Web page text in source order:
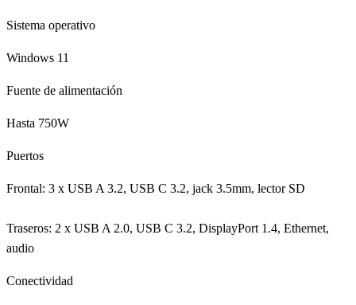
Sistema operativo
Windows 11
Fuente de alimentación
Hasta 750W
Puertos
Frontal: 3 x USB A 3.2, USB C 3.2, jack 3.5mm, lector SD
Traseros: 2 x USB A 2.0, USB C 3.2, DisplayPort 1.4, Ethernet,
audio
Conectividad